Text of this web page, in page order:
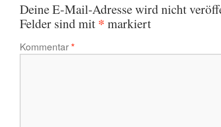
Deine E-Mail-Adresse wird nicht
Felder sind mit * markiert
Kommentar*